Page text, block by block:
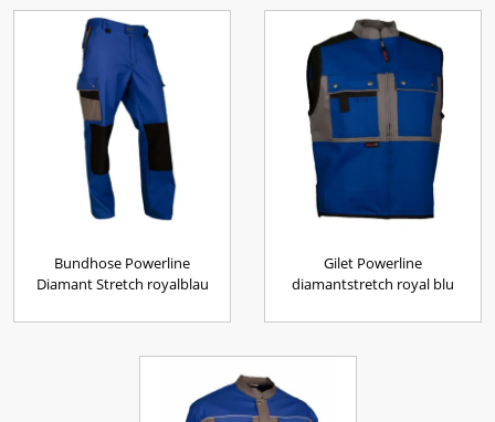
Bundhose Powerline
Diamant Stretch royalblau
Gilet Powerline
diamantstretch royal blu